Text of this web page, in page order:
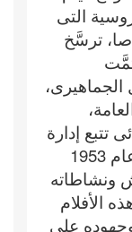
الروسية التى
ترسَّخ
الجماهيرى،
تتبع إدارة
الشئون العامة بالقوات المسلحة عام 1953
ونشاطاته
الأفلام
على